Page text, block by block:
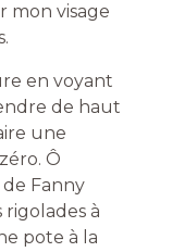
mon visage
en voyant
de haut
une
Ô
Fanny
à
pote à la